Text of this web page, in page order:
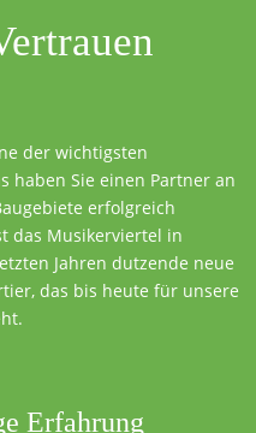
der wichtigsten
haben Sie einen Partner an
erfolgreich
das Musikerviertel in
Jahren dutzende neue
das bis heute für unsere
Erfahrung